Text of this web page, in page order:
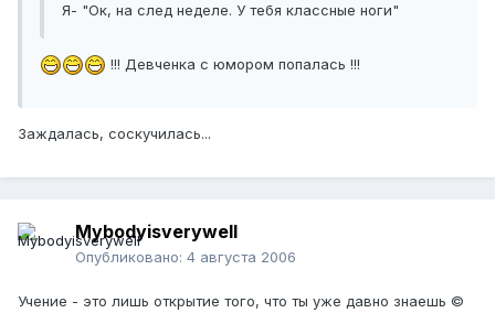
Я- "Ок, на след неделе. У тебя классные ноги"
!!! Девченка с юмором попалась !!!
Заждалась, соскучилась...
Mybodyisverywell
Опубликовано: 4 августа 2006
Учение - это лишь открытие того, что ты уже давно знаешь ©